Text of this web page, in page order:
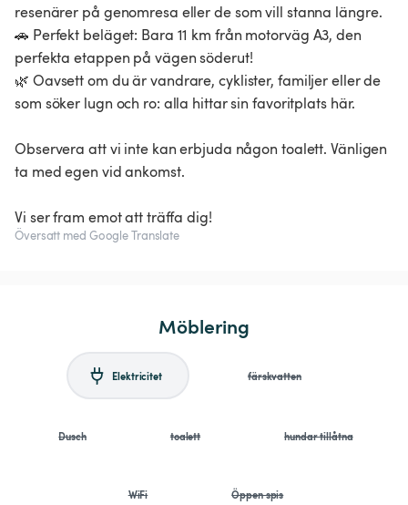
resenärer på genomresa eller de som vill stanna längre.
🚗 Perfekt beläget: Bara 11 km från motorväg A3, den
perfekta etappen på vägen söderut!
🌿 Oavsett om du är vandrare, cyklister, familjer eller de
som söker lugn och ro: alla hittar sin favoritplats här.
Observera att vi inte kan erbjuda någon toalett. Vänligen
ta med egen vid ankomst.
Vi ser fram emot att träffa dig!
Översatt med Google Translate
Möblering
Elektricitet färskvatten
Dusch toalett hundar tillåtna
WiFi Öppen spis